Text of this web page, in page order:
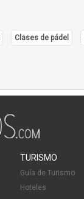
Clases de pádel
TURISMO
Guía de Turismo
Hoteles